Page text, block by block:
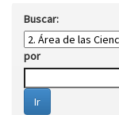
Buscar:
por